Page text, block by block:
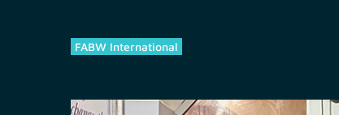
FABW International